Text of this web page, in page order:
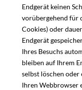
Endgerät keinen
vorübergehend für
Cookies) oder
Endgerät
Ihres Besuchs
bleiben auf Ihrem
selbst löschen oder
Ihren Webbrowser